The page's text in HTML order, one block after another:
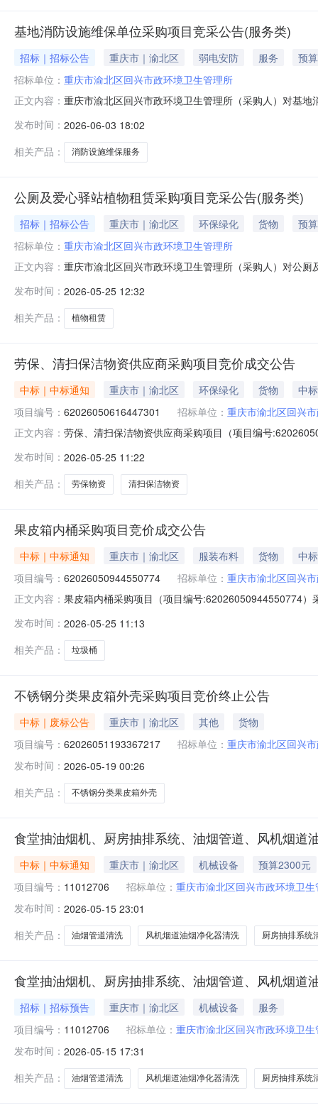
基地消防设施维保单位采购项目竞采公告(服务类)
招标｜招标公告 重庆市｜渝北区 弱电安防 服务
预
招标单位： 重庆市渝北区回兴市政环境卫生管理所
正文内容： 重庆市渝北区回兴市政环境卫生管理所（采购人）对基
格的消防维保单位（以下简称投标人）参加投标。服务
商必须在重庆市政府采购
发布时间： 2026-06-03 18:02
相关产品：
消防设施维保服务
公厕及爱心驿站植物租赁采购项目竞采公告(服务类)
招标｜招标公告 重庆市｜渝北区 环保绿化 货物
预
招标单位： 重庆市渝北区回兴市政环境卫生管理所
正文内容： 重庆市渝北区回兴市政环境卫生管理所（采购人）对公
供应商参与竞价采购预算（元）：3000.0数量：1月小计
采购法》第二十二条规定。二、本
发布时间： 2026-05-25 12:32
相关产品：
植物租赁
劳保、清扫保洁物资供应商采购项目竞价成交公告
中标｜中标通知 重庆市｜渝北区 环保绿化 货物
中
项目编号： 62026050616447301 招标单位： 重庆市渝北区回兴
正文内容： 劳保、清扫保洁物资供应商采购项目（项目编号
2026-05-1113:00二、采购单位信息采购单位名称：重庆
发布时间： 2026-05-25 11:22
相关产品：
劳保物资 清扫保洁物资
果皮箱内桶采购项目竞价成交公告
中标｜中标通知 重庆市｜渝北区 服装布料 货物
中
项目编号： 62026050944550774 招标单位： 重庆市渝北区回兴
正文内容： 果皮箱内桶采购项目（项目编号:62026050944550774
信息采购单位名称：重庆市渝北区回兴市政环境卫生管
发布时间： 2026-05-25 11:13
相关产品：
垃圾桶
不锈钢分类果皮箱外壳采购项目竞价终止公告
中标｜废标公告 重庆市｜渝北区 其他
货物
项目编号： 62026051193367217 招标单位： 重庆市渝北区回兴
发布时间： 2026-05-19 00:26
相关产品：
不锈钢分类果皮箱外壳
食堂抽油烟机、厨房抽排系统、油烟管道、风机烟道
中标｜中标通知 重庆市｜渝北区 机械设备
预算2300元
项目编号： 11012706 招标单位： 重庆市渝北区回兴市政环境卫
发布时间： 2026-05-15 23:01
相关产品：
油烟管道清洗 风机烟道油烟净化器清洗 厨房抽排系统
食堂抽油烟机、厨房抽排系统、油烟管道、风机烟道
招标｜招标预告 重庆市｜渝北区 机械设备
服务
项目编号： 11012706 招标单位： 重庆市渝北区回兴市政环境卫
发布时间： 2026-05-15 17:31
相关产品：
油烟管道清洗 风机烟道油烟净化器清洗 厨房抽排系统